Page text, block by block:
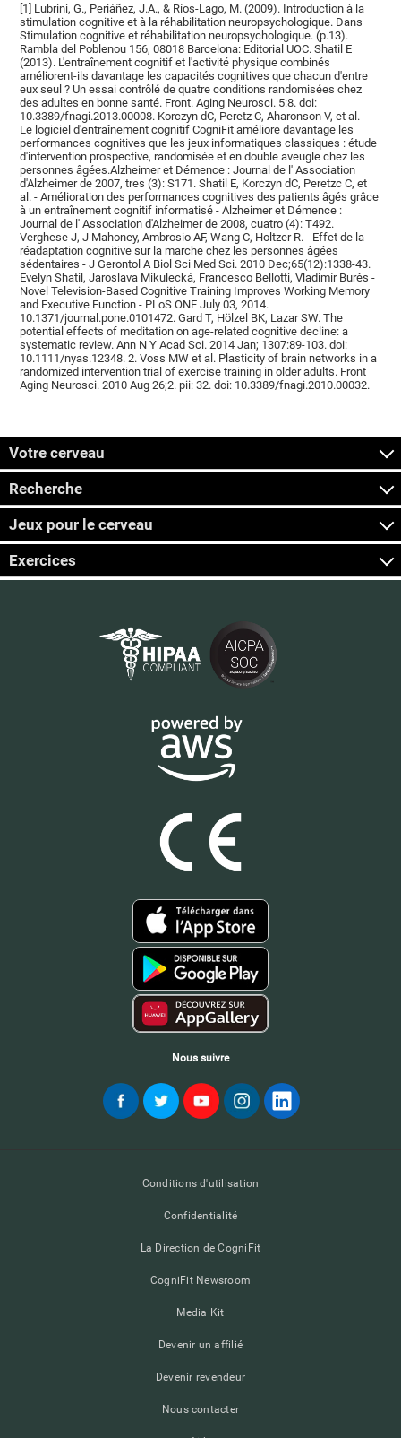
[1] Lubrini, G., Periáñez, J.A., & Ríos-Lago, M. (2009). Introduction à la
stimulation cognitive et à la réhabilitation neuropsychologique. Dans
Stimulation cognitive et réhabilitation neuropsychologique. (p.13).
Rambla del Poblenou 156, 08018 Barcelona: Editorial UOC. Shatil E
(2013). L'entraînement cognitif et l'activité physique combinés
améliorent-ils davantage les capacités cognitives que chacun d'entre
eux seul ? Un essai contrôlé de quatre conditions randomisées chez
des adultes en bonne santé. Front. Aging Neurosci. 5:8. doi:
10.3389/fnagi.2013.00008. Korczyn dC, Peretz C, Aharonson V, et al. -
Le logiciel d'entraînement cognitif CogniFit améliore davantage les
performances cognitives que les jeux informatiques classiques : étude
d'intervention prospective, randomisée et en double aveugle chez les
personnes âgées.Alzheimer et Démence : Journal de l' Association
d'Alzheimer de 2007, tres (3): S171. Shatil E, Korczyn dC, Peretzc C, et
al. - Amélioration des performances cognitives des patients âgés grâce
à un entraînement cognitif informatisé - Alzheimer et Démence :
Journal de l' Association d'Alzheimer de 2008, cuatro (4): T492.
Verghese J, J Mahoney, Ambrosio AF, Wang C, Holtzer R. - Effet de la
réadaptation cognitive sur la marche chez les personnes âgées
sédentaires - J Gerontol A Biol Sci Med Sci. 2010 Dec;65(12):1338-43.
Evelyn Shatil, Jaroslava Mikulecká, Francesco Bellotti, Vladimír Burěs -
Novel Television-Based Cognitive Training Improves Working Memory
and Executive Function - PLoS ONE July 03, 2014.
10.1371/journal.pone.0101472. Gard T, Hölzel BK, Lazar SW. The
potential effects of meditation on age-related cognitive decline: a
systematic review. Ann N Y Acad Sci. 2014 Jan; 1307:89-103. doi:
10.1111/nyas.12348. 2. Voss MW et al. Plasticity of brain networks in a
randomized intervention trial of exercise training in older adults. Front
Aging Neurosci. 2010 Aug 26;2. pii: 32. doi: 10.3389/fnagi.2010.00032.
Votre cerveau
Recherche
Jeux pour le cerveau
Exercices
Nous suivre
Conditions d'utilisation
Confidentialité
La Direction de CogniFit
CogniFit Newsroom
Media Kit
Devenir un affilié
Devenir revendeur
Nous contacter